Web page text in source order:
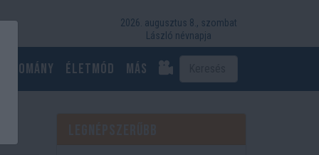
2026. augusztus 8., szombat
László névnapja
Tudomány Életmód más